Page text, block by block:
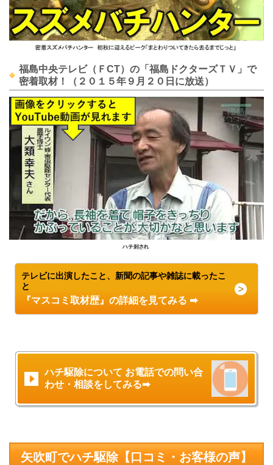
福島中央テレビ（ＦCT）の「福島ドクターズＴＶ」で
密着取材！（２０１５年９月２０日に放送）
テレビに出演したこと、新聞の記事や雑誌に載ったこ
と
『マスコミ取材歴』の詳細を見てみる ➡
ハチ駆除について お電話での問い合
わせ・相談をしてみる➡
矢吹町でハチ駆除【口コミ・お客様の声】